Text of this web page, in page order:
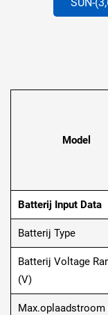
Model
Batterij Input Data
Batterij Type
Batterij Voltage
(V)
Max.oplaadstroom